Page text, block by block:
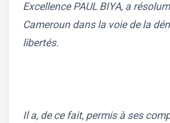
Excellence PAUL BIYA, a
Cameroun dans la voie de la
libertés.
Il a, de ce fait, permis à ses